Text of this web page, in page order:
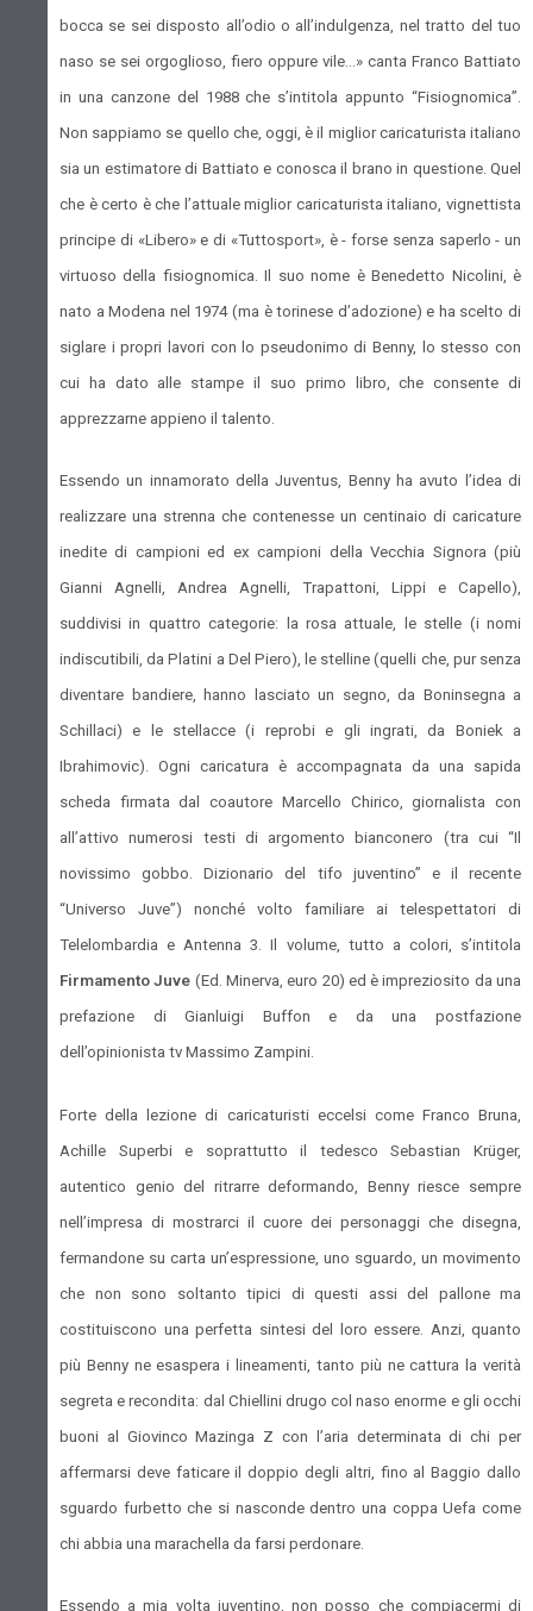
bocca se sei disposto all’odio o all’indulgenza, nel tratto del tuo
naso se sei orgoglioso, fiero oppure vile…» canta Franco Battiato
in una canzone del 1988 che s’intitola appunto “Fisiognomica”.
Non sappiamo se quello che, oggi, è il miglior caricaturista italiano
sia un estimatore di Battiato e conosca il brano in questione. Quel
che è certo è che l’attuale miglior caricaturista italiano, vignettista
principe di «Libero» e di «Tuttosport», è - forse senza saperlo - un
virtuoso della fisiognomica. Il suo nome è Benedetto Nicolini, è
nato a Modena nel 1974 (ma è torinese d’adozione) e ha scelto di
siglare i propri lavori con lo pseudonimo di Benny, lo stesso con
cui ha dato alle stampe il suo primo libro, che consente di
apprezzarne appieno il talento.
Essendo un innamorato della Juventus, Benny ha avuto l’idea di
realizzare una strenna che contenesse un centinaio di caricature
inedite di campioni ed ex campioni della Vecchia Signora (più
Gianni Agnelli, Andrea Agnelli, Trapattoni, Lippi e Capello),
suddivisi in quattro categorie: la rosa attuale, le stelle (i nomi
indiscutibili, da Platini a Del Piero), le stelline (quelli che, pur senza
diventare bandiere, hanno lasciato un segno, da Boninsegna a
Schillaci) e le stellacce (i reprobi e gli ingrati, da Boniek a
Ibrahimovic). Ogni caricatura è accompagnata da una sapida
scheda firmata dal coautore Marcello Chirico, giornalista con
all’attivo numerosi testi di argomento bianconero (tra cui “Il
novissimo gobbo. Dizionario del tifo juventino” e il recente
“Universo Juve”) nonché volto familiare ai telespettatori di
Telelombardia e Antenna 3. Il volume, tutto a colori, s’intitola
Firmamento Juve (Ed. Minerva, euro 20) ed è impreziosito da una
prefazione di Gianluigi Buffon e da una postfazione
dell’opinionista tv Massimo Zampini.
Forte della lezione di caricaturisti eccelsi come Franco Bruna,
Achille Superbi e soprattutto il tedesco Sebastian Krüger,
autentico genio del ritrarre deformando, Benny riesce sempre
nell’impresa di mostrarci il cuore dei personaggi che disegna,
fermandone su carta un’espressione, uno sguardo, un movimento
che non sono soltanto tipici di questi assi del pallone ma
costituiscono una perfetta sintesi del loro essere. Anzi, quanto
più Benny ne esaspera i lineamenti, tanto più ne cattura la verità
segreta e recondita: dal Chiellini drugo col naso enorme e gli occhi
buoni al Giovinco Mazinga Z con l’aria determinata di chi per
affermarsi deve faticare il doppio degli altri, fino al Baggio dallo
sguardo furbetto che si nasconde dentro una coppa Uefa come
chi abbia una marachella da farsi perdonare.
Essendo a mia volta juventino, non posso che compiacermi di